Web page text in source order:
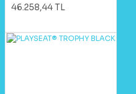
46.258,44 TL